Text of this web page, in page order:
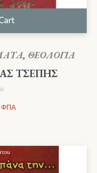
, ΘΕΟΛΟΓΙΑ
ΤΣΕΠΗΣ
ΦΠΑ